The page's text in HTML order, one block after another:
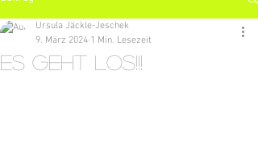
Es geht los!!!
Ursula Jäckle-Jeschek
9. März 2024 1 Min. Lesezeit